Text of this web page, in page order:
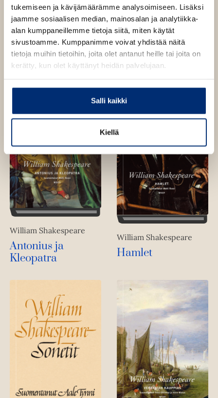
tukemiseen ja kävijämäärämme analysoimiseen. Lisäksi
jaamme sosiaalisen median, mainosalan ja analytiikka-
alan kumppaneillemme tietoja siitä, miten käytät
sivustoamme. Kumppanimme voivat yhdistää näitä
tietoja muihin tietoihin, joita olet antanut heille tai joita on
kerätty, kun olet käyttänyt heidän palvelujaan.
Salli kaikki
Kiellä
Teokset
William Shakespeare
Antonius ja
Kleopatra
William Shakespeare
Hamlet